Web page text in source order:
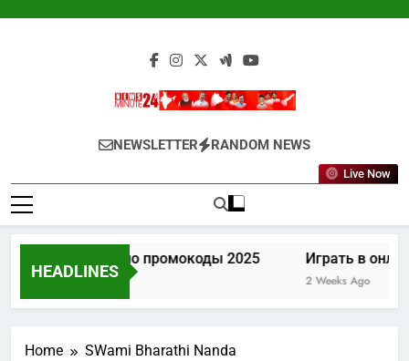
Newsminute24
Get All Updated Telugu News
NEWSLETTER RANDOM NEWS
Live Now
HEADLINES
Лев казино промокоды 2025
1 Week Ago
Играть в
2 Weeks Ago
Home SWami Bharathi Nanda